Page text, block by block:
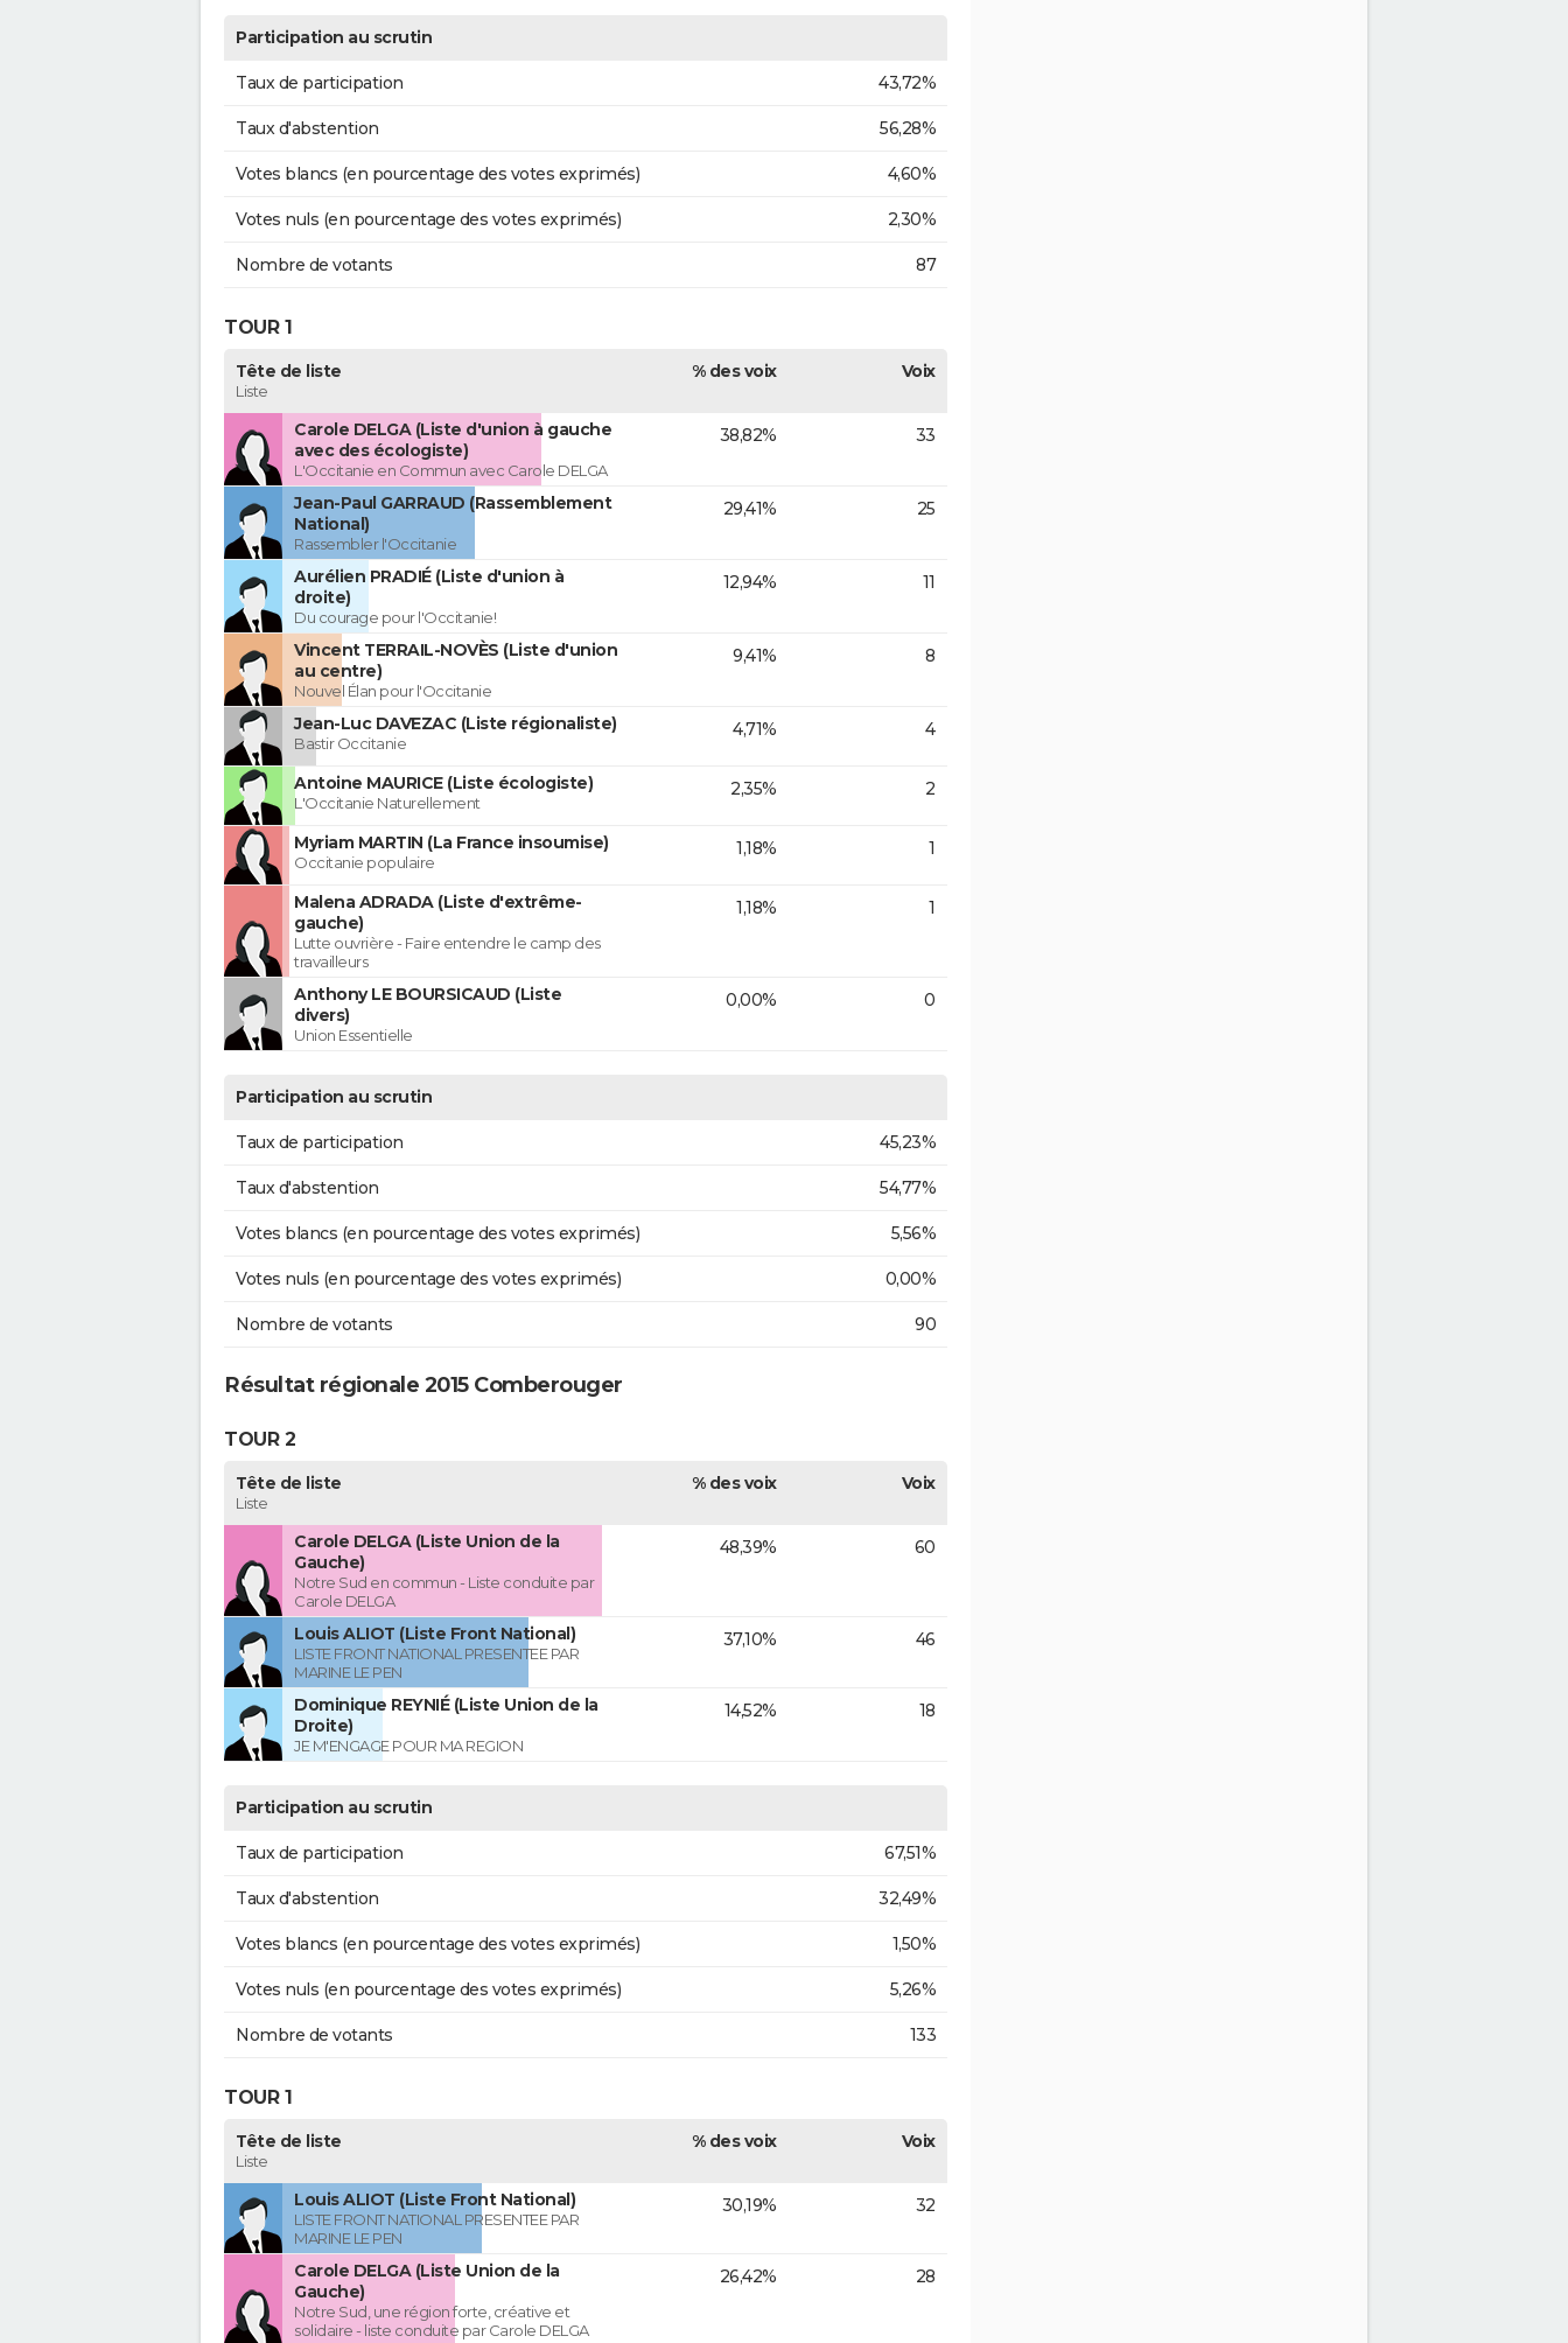
Participation au scrutin
Taux de participation 43,72%
Taux d'abstention 56,28%
Votes blancs (en pourcentage des votes exprimés) 4,60%
Votes nuls (en pourcentage des votes exprimés) 2,30%
Nombre de votants 87
TOUR 1
Tête de liste
Liste
% des voix Voix
Carole DELGA (Liste d'union à gauche
avec des écologiste)
L'Occitanie en Commun avec Carole DELGA
38,82% 33
Jean-Paul GARRAUD (Rassemblement
National)
Rassembler l'Occitanie
29,41% 25
Aurélien PRADIÉ (Liste d'union à
droite)
Du courage pour l'Occitanie!
12,94% 11
Vincent TERRAIL-NOVÈS (Liste d'union
au centre)
Nouvel Élan pour l'Occitanie
9,41% 8
Jean-Luc DAVEZAC (Liste régionaliste)
Bastir Occitanie
4,71% 4
Antoine MAURICE (Liste écologiste)
L'Occitanie Naturellement
2,35% 2
Myriam MARTIN (La France insoumise)
Occitanie populaire
1,18% 1
Malena ADRADA (Liste d'extrême-
gauche)
Lutte ouvrière - Faire entendre le camp des
travailleurs
1,18% 1
Anthony LE BOURSICAUD (Liste
divers)
Union Essentielle
0,00% 0
Participation au scrutin
Taux de participation 45,23%
Taux d'abstention 54,77%
Votes blancs (en pourcentage des votes exprimés) 5,56%
Votes nuls (en pourcentage des votes exprimés) 0,00%
Nombre de votants 90
Résultat régionale 2015 Comberouger
TOUR 2
Tête de liste
Liste
% des voix Voix
Carole DELGA (Liste Union de la
Gauche)
Notre Sud en commun - Liste conduite par
Carole DELGA
48,39% 60
Louis ALIOT (Liste Front National)
LISTE FRONT NATIONAL PRESENTEE PAR
MARINE LE PEN
37,10% 46
Dominique REYNIÉ (Liste Union de la
Droite)
JE M'ENGAGE POUR MA REGION
14,52% 18
Participation au scrutin
Taux de participation 67,51%
Taux d'abstention 32,49%
Votes blancs (en pourcentage des votes exprimés) 1,50%
Votes nuls (en pourcentage des votes exprimés) 5,26%
Nombre de votants 133
TOUR 1
Tête de liste
Liste
% des voix Voix
Louis ALIOT (Liste Front National)
LISTE FRONT NATIONAL PRESENTEE PAR
MARINE LE PEN
30,19% 32
Carole DELGA (Liste Union de la
Gauche)
Notre Sud, une région forte, créative et
solidaire - liste conduite par Carole DELGA
26,42% 28